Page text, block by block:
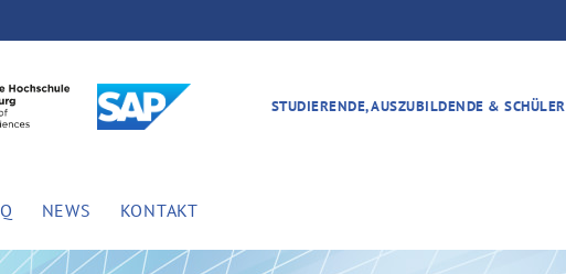
STUDIERENDE, AUSZUBILDENDE & SCHÜLER
NEWS KONTAKT